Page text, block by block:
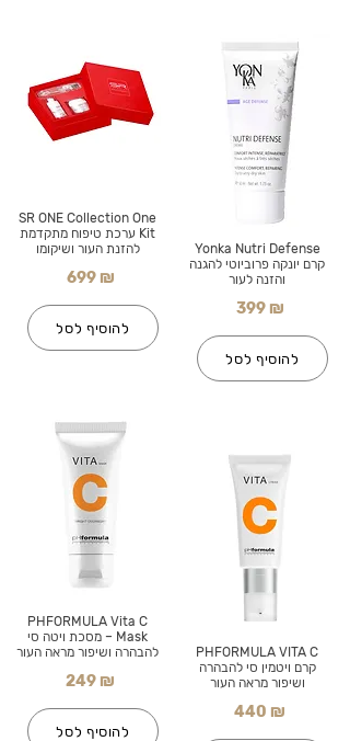
SR ONE Collection One
Kit ערכת טיפוח מתקדמת
להזנת העור ושיקומו
699 ₪
להוסיף לסל
PHFORMULA Vita C
Mask – מסכת ויטה סי
להבהרה ושיפור מראה העור
249 ₪
להוסיף לסל
Yonka Nutri Defense
קרם יונקה פרוביוטי להגנה
והזנה לעור
399 ₪
להוסיף לסל
PHFORMULA VITA C
קרם ויטמין סי להבהרה
ושיפור מראה העור
440 ₪